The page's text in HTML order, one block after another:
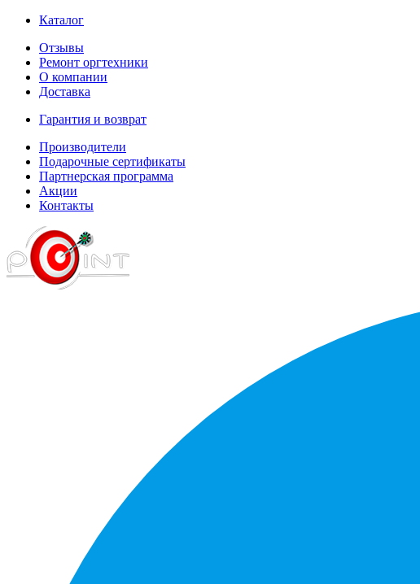
Каталог
Отзывы
Ремонт оргтехники
О компании
Доставка
Гарантия и возврат
Производители
Подарочные сертификаты
Партнерская программа
Акции
Контакты